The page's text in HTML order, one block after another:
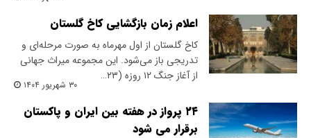
اعلام زمان بازگشایی کاخ گلستان
کاخ گلستان از اول مهرماه به صورت مرحله‌ای و
تدریجی باز می‌شود. این مجموعه میراث جهانی
از آغاز جنگ ۱۲ روزه (۲۳…
۳۰ شهریور ۱۴۰۴
۲۴ پرواز در هفته بین ایران و پاکستان
برقرار می شود